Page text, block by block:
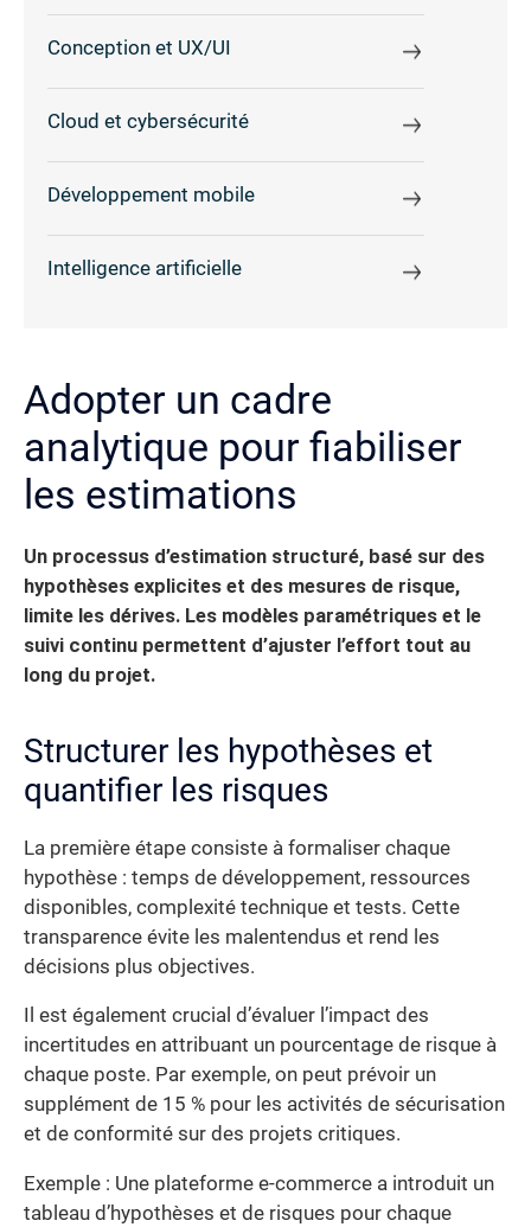
Conception et UX/UI
Cloud et cybersécurité
Développement mobile
Intelligence artificielle
Adopter un cadre
analytique pour fiabiliser
les estimations
Un processus d’estimation structuré, basé sur des
hypothèses explicites et des mesures de risque,
limite les dérives. Les modèles paramétriques et le
suivi continu permettent d’ajuster l’effort tout au
long du projet.
Structurer les hypothèses et
quantifier les risques
La première étape consiste à formaliser chaque
hypothèse : temps de développement, ressources
disponibles, complexité technique et tests. Cette
transparence évite les malentendus et rend les
décisions plus objectives.
Il est également crucial d’évaluer l’impact des
incertitudes en attribuant un pourcentage de risque à
chaque poste. Par exemple, on peut prévoir un
supplément de 15 % pour les activités de sécurisation
et de conformité sur des projets critiques.
Exemple : Une plateforme e-commerce a introduit un
tableau d’hypothèses et de risques pour chaque